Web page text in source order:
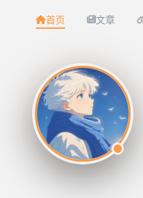
首页 文章